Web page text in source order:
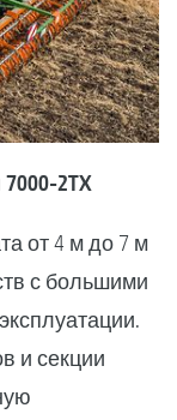
7000-2TX
от 4 м до 7 м
с большими
и секции